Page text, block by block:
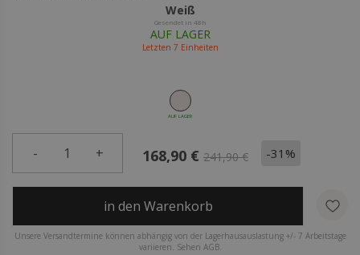
Weiß
Gesendet in 48h
AUF LAGER
Letzten 7 Einheiten
AUF LAGER
- 1 + 168,90 € 241,90 € -31%
in den Warenkorb
Unsere Versandtermine können abhängig von der Lagerhausauslastung +/- 7 Arbeitstage
variieren. Sehen AGB.